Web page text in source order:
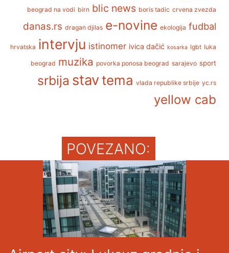
beograd na vodi birn blic news boris tadic crvena zvezda
danas.rs dragan djilas e-novine ekologija fudbal
hrvatska intervju istinomer ivica dačić kosarka lgbt luka
beograd muzika povorka ponosa beograd sarajevo sport
srbija stavtema vlada republike srbije yc.rs
yellow cab
POVEZANO: